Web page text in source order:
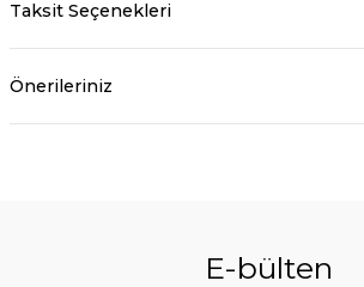
Taksit Seçenekleri
Önerileriniz
E-bülten